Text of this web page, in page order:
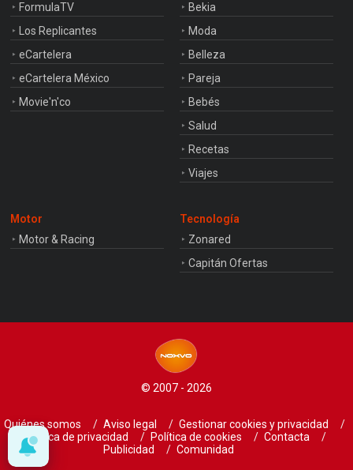
FormulaTV
Los Replicantes
eCartelera
eCartelera México
Movie'n'co
Bekia
Moda
Belleza
Pareja
Bebés
Salud
Recetas
Viajes
Motor
Motor & Racing
Tecnología
Zonared
Capitán Ofertas
© 2007 - 2026
Quiénes somos Aviso legal
Gestionar cookies y privacidad
Política de privacidad
Política de cookies
Contacta
Publicidad
Comunidad